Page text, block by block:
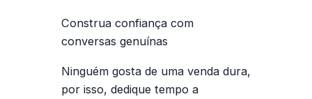
Construa confiança com
conversas genuínas
Ninguém gosta de uma venda dura,
por isso, dedique tempo a